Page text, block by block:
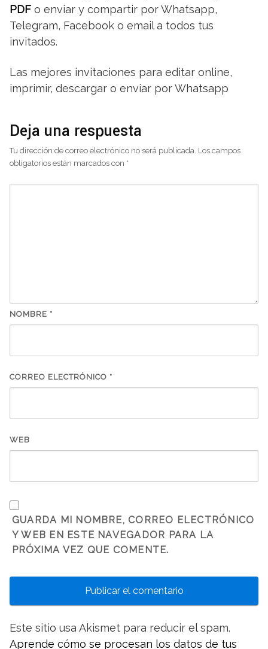
PDF o enviar y compartir por Whatsapp,
Telegram, Facebook o email a todos tus
invitados.
Las mejores invitaciones para editar online,
imprimir, descargar o enviar por Whatsapp
Deja una respuesta
Tu dirección de correo electrónico no será publicada. Los campos
obligatorios están marcados con *
NOMBRE *
CORREO ELECTRÓNICO *
WEB
GUARDA MI NOMBRE, CORREO ELECTRÓNICO
Y WEB EN ESTE NAVEGADOR PARA LA
PRÓXIMA VEZ QUE COMENTE.
Este sitio usa Akismet para reducir el spam.
Aprende cómo se procesan los datos de tus